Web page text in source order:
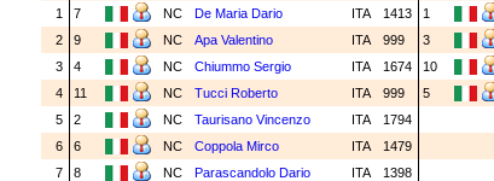
1
7 NC De Maria Dario ITA 1413 1
2
9 NC Apa Valentino ITA 999 3
3
4 NC Chiummo Sergio ITA 1674 10
4
11 NC Tucci Roberto ITA 999 5
5
2 NC Taurisano Vincenzo ITA 1794
6
6 NC Coppola Mirco ITA 1479
7
8 NC Parascandolo Dario ITA 1398